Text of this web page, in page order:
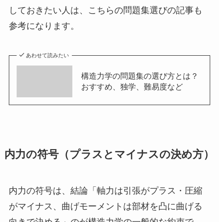
しておきたい人は、こちらの問題集選びの記事も
参考になります。
あわせて読みたい
構造力学の問題集の選び方とは？
おすすめ、独学、難易度など
内力の符号（プラスとマイナスの決め方）
内力の符号は、結論「軸力は引張がプラス・圧縮
がマイナス、曲げモーメントは部材を凸に曲げる